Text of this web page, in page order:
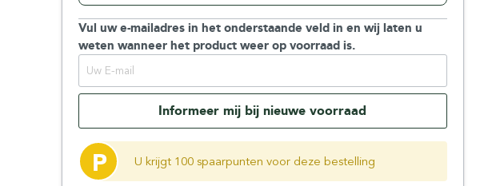
Vul uw e-mailadres in het onderstaande veld in en wij laten u
weten wanneer het product weer op voorraad is.
Informeer mij bij nieuwe voorraad
P U krijgt 100 spaarpunten voor deze bestelling